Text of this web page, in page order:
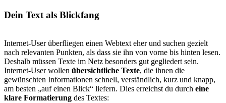
Dein Text als Blickfang
Internet-User überfliegen einen Webtext eher und suchen gezielt
nach relevanten Punkten, als dass sie ihn von vorne bis hinten lesen.
Deshalb müssen Texte im Netz besonders gut gegliedert sein.
Internet-User wollen übersichtliche Texte, die ihnen die
gewünschten Informationen schnell, verständlich, kurz und knapp,
am besten „auf einen Blick“ liefern. Dies erreichst du durch eine
klare Formatierung des Textes: